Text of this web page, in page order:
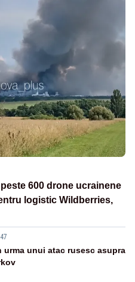
600 drone ucrainene
logistic Wildberries,
urma unui atac rusesc asupra